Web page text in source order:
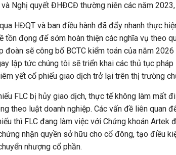
Nghị quyết ĐHĐCĐ thường niên các năm
HĐQT và ban điều hành đã đẩy nhanh thực
tồn đọng để sớm hoàn thiện các nghĩa vụ theo
đoàn sẽ công bố BCTC kiểm toán của năm
lập tức chúng tôi sẽ triển khai các thủ tục
yết cổ phiếu giao dịch trở lại trên thị trường
FLC bị hủy giao dịch, thực tế không làm mất
theo luật doanh nghiệp. Các vấn đề liên quan
thì FLC đang làm việc với Chứng khoán Artek
nhận quyền sở hữu cho cổ đông, tạo điều
nhượng cổ phần.